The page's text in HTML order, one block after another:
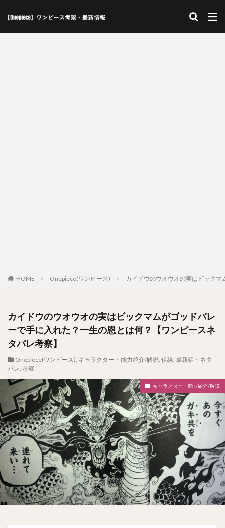
HOME Onepiece(ワンピース) カイドウのウオウオの実はビック
カイドウのウオウオの実はビックマムがゴッドバレ
ーで手に入れた？一生の恩とは何？【ワンピースネ
タバレ考察】
Onepiece(ワンピース), キャラクター・能力紹介/解説, 伏線, 最新話・ネタ
バレ, 考察
キャラクター・能力紹介/解説